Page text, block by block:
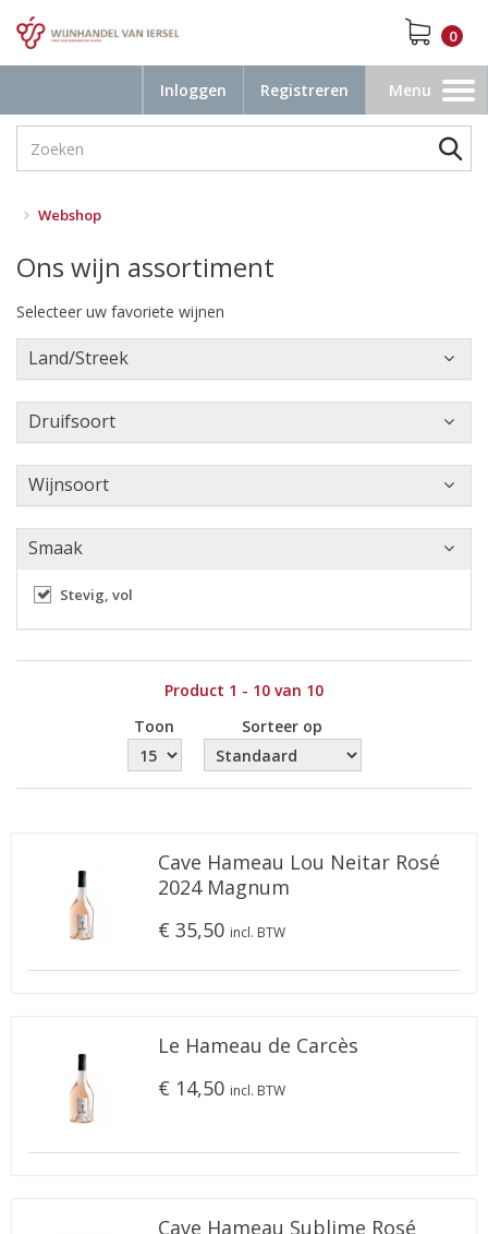
0
Inloggen Registreren
Toggle
navigation
Menu
Webshop
Ons wijn assortiment
Selecteer uw favoriete wijnen
Land/Streek
Druifsoort
Wijnsoort
Smaak
Stevig, vol
Product 1 - 10 van 10
Toon
Sorteer op
Cave Hameau Lou Neitar Rosé
2024 Magnum
€ 35,50 incl. BTW
Le Hameau de Carcès
€ 14,50 incl. BTW
Cave Hameau Sublime Rosé